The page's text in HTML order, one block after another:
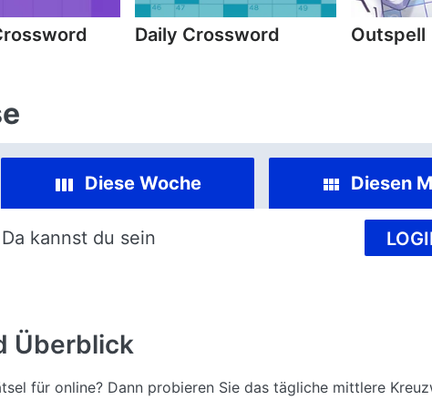
Daily Crossword Outspell
Diese Woche Diesen
Da kannst du sein
Überblick
für online? Dann probieren Sie das tägliche mittlere